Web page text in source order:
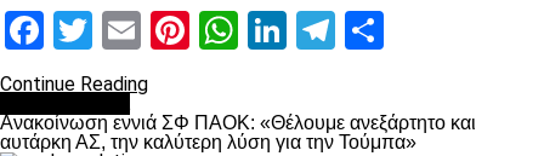
Facebook
Twitter
EmailPinterest
WhatsApp
LinkedIn
Telegram
Continue Reading
Ανακοίνωση εννιά ΣΦ ΠΑΟΚ: «Θέλουμε ανεξάρτητο και
αυτάρκη ΑΣ, την καλύτερη λύση για την Τούμπα»